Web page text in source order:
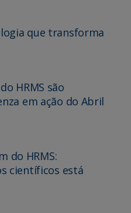
que transforma
HRMS são
em ação do Abril
do HRMS:
científicos está